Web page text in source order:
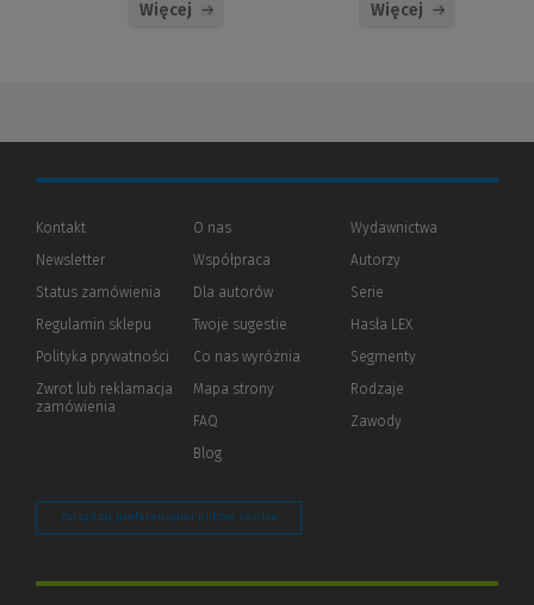
Więcej Więcej
Kontakt
Newsletter
Status zamówienia
Regulamin sklepu
Polityka prywatności (Nowe
(Link
innej
Zwrot lub reklamacja
zamówienia
O nas
Współpraca
Dla autorów(Nowe
(Link
innej
Twoje sugestie
Co nas wyróżnia
Mapa strony
FAQ
Blog
Wydawnictwa
Autorzy
Serie
Hasła LEX
Segmenty
Rodzaje
Zawody
Zarządzaj preferencjami plików cookie